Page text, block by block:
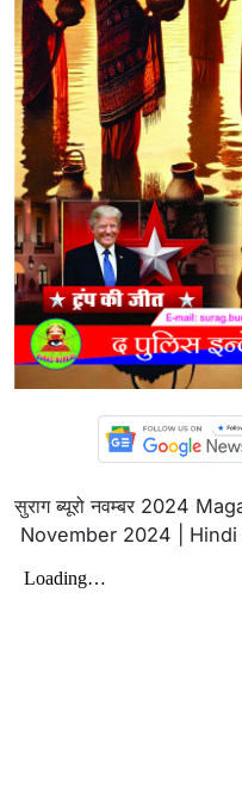
सुराग ब्यूरो नवम्बर 2024
November 2024 | Hindi